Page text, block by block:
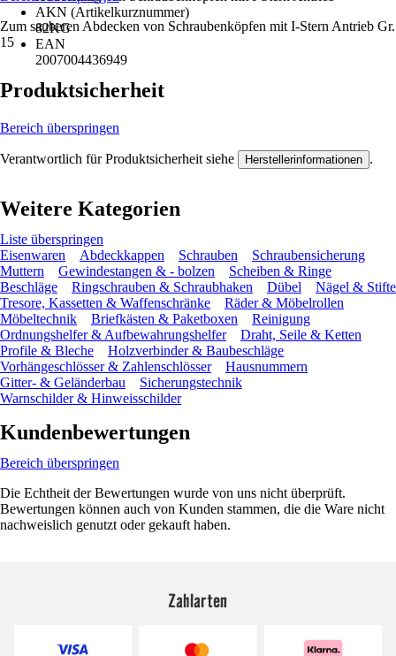
AKN (Artikelkurznummer)
82KG
EAN
2007004436949
Zum sauberen Abdecken von Schraubenköpfen mit I-Stern Antrieb Gr.
15
Produktsicherheit
Bereich überspringen
Verantwortlich für Produktsicherheit siehe Herstellerinformationen .
Weitere Kategorien
Liste überspringen
Eisenwaren
Abdeckkappen Schrauben
Schraubensicherung
Muttern
Gewindestangen & - bolzen
Scheiben & Ringe
Beschläge
Ringschrauben & Schraubhaken Dübel
Nägel & Stifte
Tresore, Kassetten & Waffenschränke
Räder & Möbelrollen
Möbeltechnik
Briefkästen & Paketboxen
Reinigung
Ordnungshelfer & Aufbewahrungshelfer
Draht, Seile & Ketten
Profile & Bleche
Holzverbinder & Baubeschläge
Vorhängeschlösser & Zahlenschlösser
Hausnummern
Gitter- & Geländerbau
Sicherungstechnik
Warnschilder & Hinweisschilder
Kundenbewertungen
Bereich überspringen
Die Echtheit der Bewertungen wurde von uns nicht überprüft.
Bewertungen können auch von Kunden stammen, die die Ware nicht
nachweislich genutzt oder gekauft haben.
Zahlarten